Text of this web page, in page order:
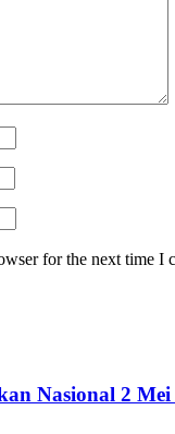
for the next time I
Nasional 2